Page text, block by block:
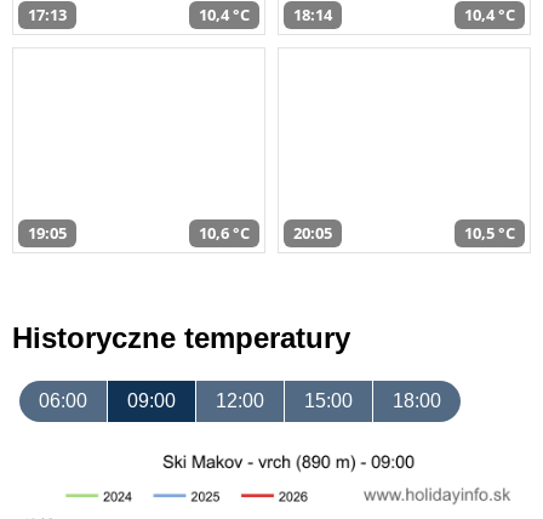
17:13 10,4 °C 18:14 10,4 °C
19:05 10,6 °C 20:05 10,5 °C
Historyczne temperatury
06:00 09:00 12:00 15:00 18:00